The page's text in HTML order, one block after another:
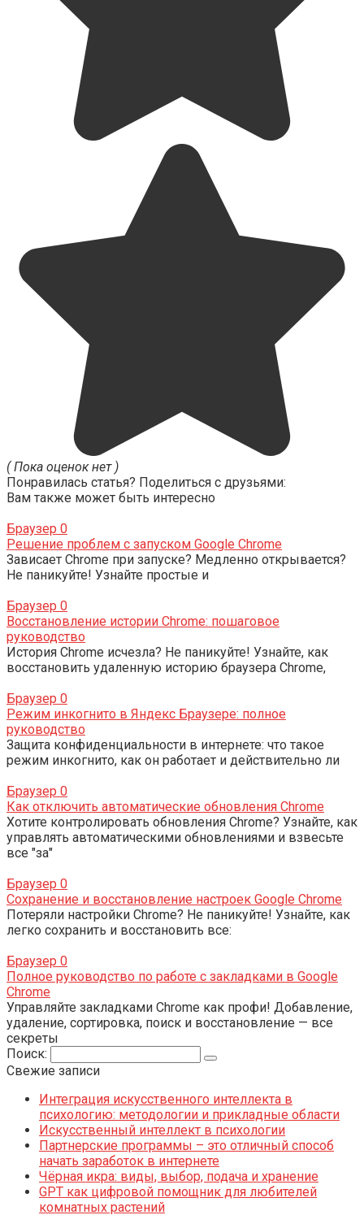
( Пока оценок нет )
Понравилась статья? Поделиться с друзьями:
Вам также может быть интересно
Браузер 0
Решение проблем с запуском Google Chrome
Зависает Chrome при запуске? Медленно открывается?
Не паникуйте! Узнайте простые и
Браузер 0
Восстановление истории Chrome: пошаговое
руководство
История Chrome исчезла? Не паникуйте! Узнайте, как
восстановить удаленную историю браузера Chrome,
Браузер 0
Режим инкогнито в Яндекс Браузере: полное
руководство
Защита конфиденциальности в интернете: что такое
режим инкогнито, как он работает и действительно ли
Браузер 0
Как отключить автоматические обновления Chrome
Хотите контролировать обновления Chrome? Узнайте, как
управлять автоматическими обновлениями и взвесьте
все "за"
Браузер 0
Сохранение и восстановление настроек Google Chrome
Потеряли настройки Chrome? Не паникуйте! Узнайте, как
легко сохранить и восстановить все:
Браузер 0
Полное руководство по работе с закладками в Google
Chrome
Управляйте закладками Chrome как профи! Добавление,
удаление, сортировка, поиск и восстановление — все
секреты
Поиск:
Свежие записи
Интеграция искусственного интеллекта в
психологию: методологии и прикладные области
Искусственный интеллект в психологии
Партнерские программы – это отличный способ
начать заработок в интернете
Чёрная икра: виды, выбор, подача и хранение
GPT как цифровой помощник для любителей
комнатных растений